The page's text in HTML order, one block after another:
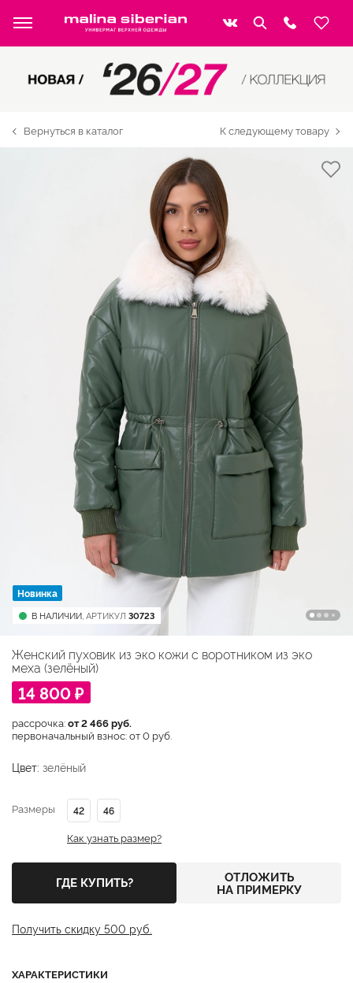
Вернуться в каталог К следующему товару
Новинка
В НАЛИЧИИ, АРТИКУЛ 30723
Женский пуховик из эко кожи с воротником из эко
меха (зелёный)
14 800 ₽
рассрочка:от 2 466 руб.
первоначальный взнос: от 0 руб.
Цвет: зелёный
Размеры 42 46
Как узнать размер?
ГДЕ КУПИТЬ? ОТЛОЖИТЬ
НА ПРИМЕРКУ
Получить скидку 500 руб.
ХАРАКТЕРИСТИКИ